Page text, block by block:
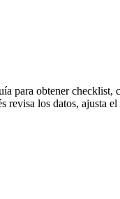
para obtener checklist,
los datos, ajusta